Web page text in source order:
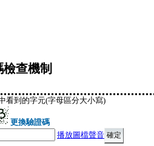
查機制
看到的字元(字母區分大小寫)
更換驗證碼
播放圖檔聲音